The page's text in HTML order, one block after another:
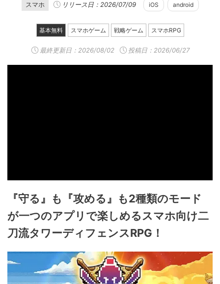
スマホ リリース日：2026/07/09 iOS android
基本無料 スマホゲーム 戦略ゲーム スマホRPG
最終更新日： 2026/08/02 投稿日：2026/06/27
『守る』も『攻める』も2種類のモード
が一つのアプリで楽しめるスマホ向け二
刀流タワーディフェンスRPG！